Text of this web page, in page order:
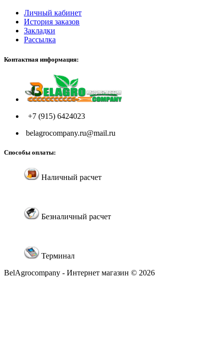
Личный кабинет
История заказов
Закладки
Рассылка
Контактная информация:
+7 (915) 6424023
belagrocompany.ru@mail.ru
Способы оплаты:
Наличный расчет
Безналичный расчет
Терминал
BelAgrocompany - Интернет магазин © 2026